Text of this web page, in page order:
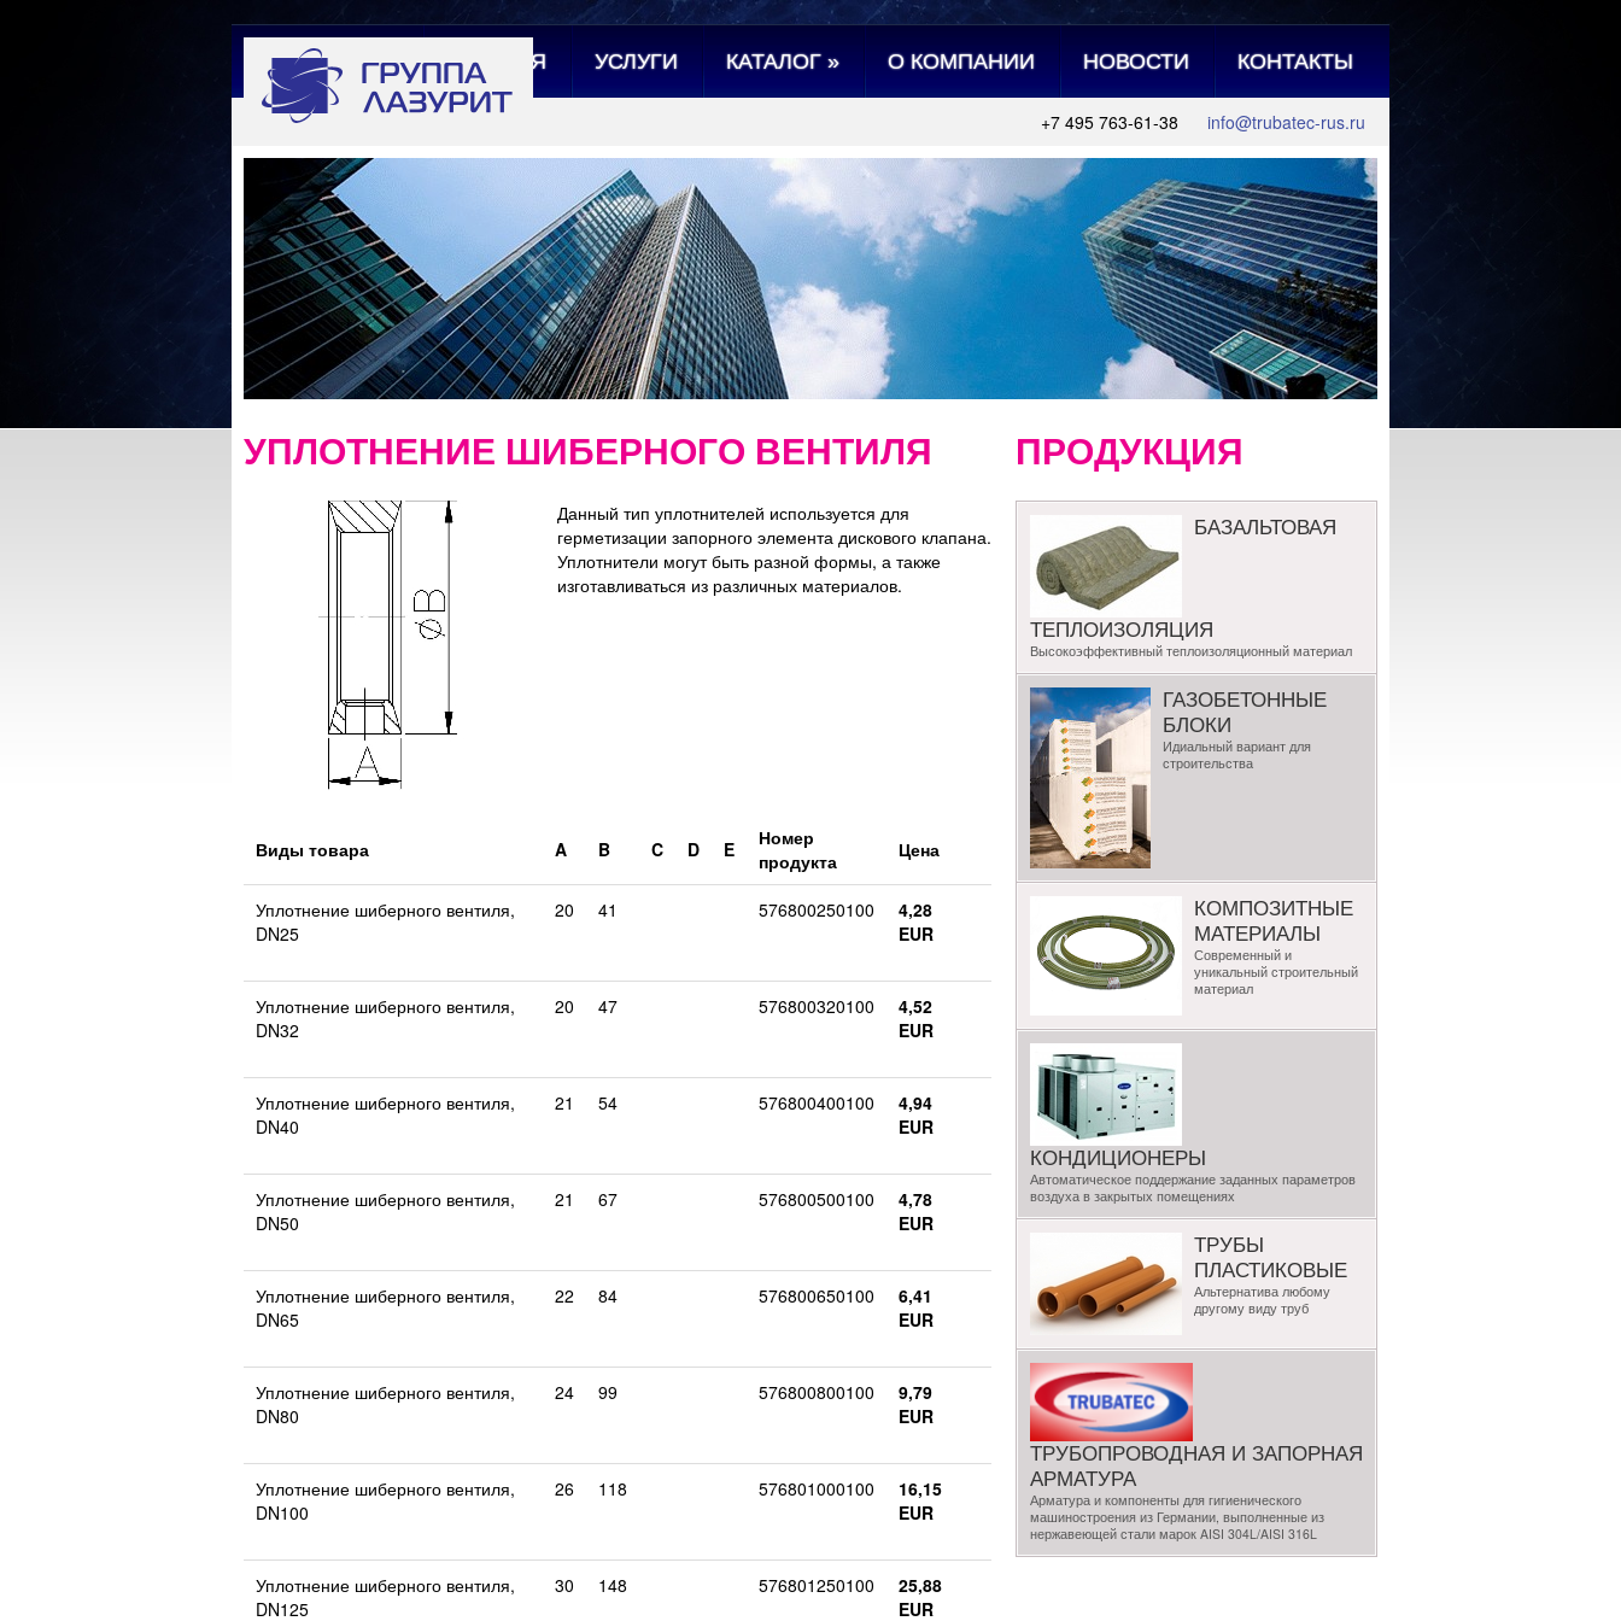
ГЛАВНАЯ УСЛУГИ КАТАЛОГ » О КОМПАНИИ НОВОСТИ КОНТАКТЫ
+7 495 763-61-38 info@trubatec-rus.ru
УПЛОТНЕНИЕ ШИБЕРНОГО ВЕНТИЛЯ
Данный тип уплотнителей используется для
герметизации запорного элемента дискового клапана.
Уплотнители могут быть разной формы, а также
изготавливаться из различных материалов.
Виды товара A B C D E
Номер
продукта
Цена
Уплотнение шиберного вентиля,
DN25
20 41 576800250100
4,28
EUR
Уплотнение шиберного вентиля,
DN32
20 47 576800320100
4,52
EUR
Уплотнение шиберного вентиля,
DN40
21 54 576800400100
4,94
EUR
Уплотнение шиберного вентиля,
DN50
21 67 576800500100
4,78
EUR
Уплотнение шиберного вентиля,
DN65
22 84 576800650100
6,41
EUR
Уплотнение шиберного вентиля,
DN80
24 99 576800800100
9,79
EUR
Уплотнение шиберного вентиля,
DN100
26 118 576801000100
16,15
EUR
Уплотнение шиберного вентиля,
DN125
30 148 576801250100
25,88
EUR
ПРОДУКЦИЯ
БАЗАЛЬТОВАЯ
ТЕПЛОИЗОЛЯЦИЯ
Высокоэффективный теплоизоляционный материал
ГАЗОБЕТОННЫЕ
БЛОКИ
Идиальный вариант для
строительства
КОМПОЗИТНЫЕ
МАТЕРИАЛЫ
Современный и
уникальный строительный
материал
КОНДИЦИОНЕРЫ
Автоматическое поддержание заданных параметров
воздуха в закрытых помещениях
ТРУБЫ
ПЛАСТИКОВЫЕ
Альтернатива любому
другому виду труб
ТРУБОПРОВОДНАЯ И ЗАПОРНАЯ
АРМАТУРА
Арматура и компоненты для гигиенического
машиностроения из Германии, выполненные из
нержавеющей стали марок AISI 304L/AISI 316L